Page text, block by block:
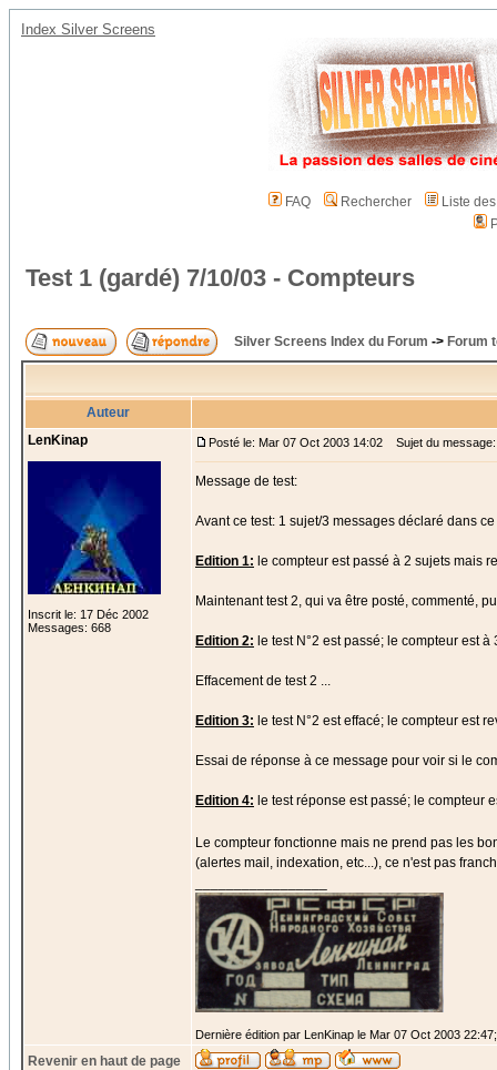
Index Silver Screens
FAQ Rechercher
Liste
Test 1 (gardé) 7/10/03 - Compteurs
Silver Screens Index du Forum -> Forum
Auteur
LenKinap
Inscrit le: 17 Déc 2002
Messages: 668
Posté le: Mar 07 Oct 2003 14:02 Sujet du
Message de test:
Avant ce test: 1 sujet/3 messages déclaré dans
Edition 1: le compteur est passé à 2 sujets mais
Maintenant test 2, qui va être posté, commenté,
Edition 2: le test N°2 est passé; le compteur est
Effacement de test 2 ...
Edition 3: le test N°2 est effacé; le compteur est
Essai de réponse à ce message pour voir si le
Edition 4: le test réponse est passé; le compteur
Le compteur fonctionne mais ne prend pas les
(alertes mail, indexation, etc...), ce n'est pas
Dernière édition par LenKinap le Mar 07 Oct 2003
Revenir en haut de page